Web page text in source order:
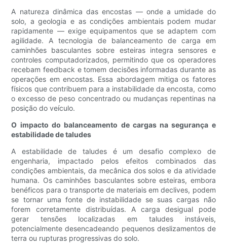
A natureza dinâmica das encostas — onde a umidade do
solo, a geologia e as condições ambientais podem mudar
rapidamente — exige equipamentos que se adaptem com
agilidade. A tecnologia de balanceamento de carga em
caminhões basculantes sobre esteiras integra sensores e
controles computadorizados, permitindo que os operadores
recebam feedback e tomem decisões informadas durante as
operações em encostas. Essa abordagem mitiga os fatores
físicos que contribuem para a instabilidade da encosta, como
o excesso de peso concentrado ou mudanças repentinas na
posição do veículo.
O impacto do balanceamento de cargas na segurança e
estabilidade de taludes
A estabilidade de taludes é um desafio complexo de
engenharia, impactado pelos efeitos combinados das
condições ambientais, da mecânica dos solos e da atividade
humana. Os caminhões basculantes sobre esteiras, embora
benéficos para o transporte de materiais em declives, podem
se tornar uma fonte de instabilidade se suas cargas não
forem corretamente distribuídas. A carga desigual pode
gerar tensões localizadas em taludes instáveis,
potencialmente desencadeando pequenos deslizamentos de
terra ou rupturas progressivas do solo.